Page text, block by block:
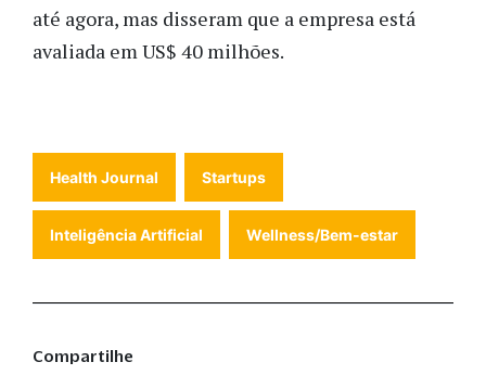
até agora, mas disseram que a empresa está
avaliada em US$ 40 milhões.
Health Journal Startups
Inteligência Artificial Wellness/Bem-estar
Compartilhe